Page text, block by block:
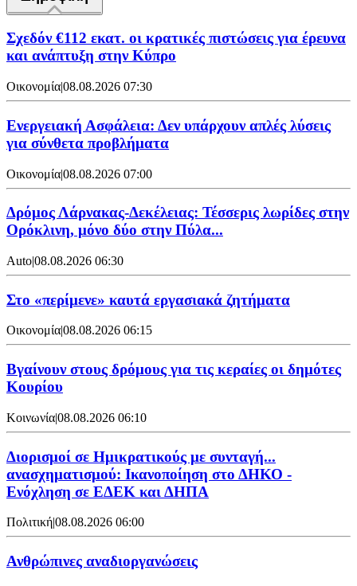
Σχεδόν €112 εκατ. οι κρατικές πιστώσεις για έρευνα
και ανάπτυξη στην Κύπρο
Οικονομία|08.08.2026 07:30
Ενεργειακή Ασφάλεια: Δεν υπάρχουν απλές λύσεις
για σύνθετα προβλήματα
Οικονομία|08.08.2026 07:00
Δρόμος Λάρνακας-Δεκέλειας: Τέσσερις λωρίδες στην
Ορόκλινη, μόνο δύο στην Πύλα...
Auto|08.08.2026 06:30
Στο «περίμενε» καυτά εργασιακά ζητήματα
Οικονομία|08.08.2026 06:15
Βγαίνουν στους δρόμους για τις κεραίες οι δημότες
Κουρίου
Κοινωνία|08.08.2026 06:10
Διορισμοί σε Ημικρατικούς με συνταγή...
ανασχηματισμού: Ικανοποίηση στο ΔΗΚΟ -
Ενόχληση σε ΕΔΕΚ και ΔΗΠΑ
Πολιτική|08.08.2026 06:00
Ανθρώπινες αναδιοργανώσεις